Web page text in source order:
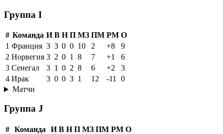
Группа I
# Команда И В Н П МЗ ПМ РМ О
1 Франция 3 3 0 0 10 2 +8
9
2 Норвегия 3 2 0 1 8 7 +1
6
3 Сенегал 3 1 0 2 8 6 +2
3
4 Ирак 3 0 0 3 1 12 -11 0
Матчи
Группа J
# Команда И В Н П МЗ ПМ РМ О